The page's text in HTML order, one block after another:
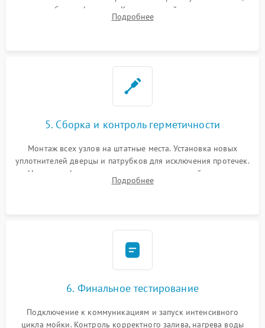
патрубках и фильтрах. Компонентный ремонт платы
управления, восстановление поврежденной проводки.
Подробнее
5. Сборка и контроль герметичности
Монтаж всех узлов на штатные места. Установка новых
уплотнителей дверцы и патрубков для исключения протечек.
Надежная фиксация хомутов гидравлической системы,
сборка корпуса и установка датчика поплавка.
Подробнее
6. Финальное тестирование
Подключение к коммуникациям и запуск интенсивного
цикла мойки. Контроль корректного залива, нагрева воды